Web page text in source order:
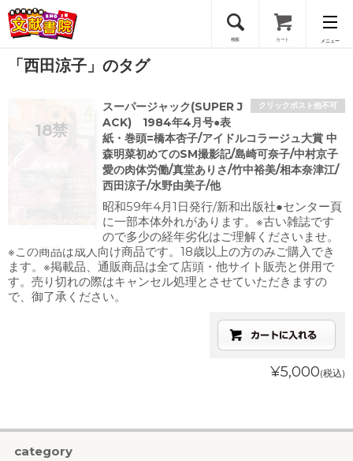
検索 カート メニュー
会員登録
「西田涼子」のタグ
クリックポスト他不可
スーパージャック(SUPER J
ACK) 1984年4月号●表
紙・巻頭=橋本杏子/アイドルコラージュ大賞 中
森明菜初めてのSM撮影記/島崎可奈子/中村京子
愛の肉体労働/真堂ありさ/竹中裕美/相本奈津江/
西田涼子/水野由美子/他
昭和59年4月1日発行/新和出版社●センター頁
に一部本体外れがあります。※古い雑誌です
ので多少の経年劣化はご理解くださいませ。
※この商品は成人向け商品です。18歳以上の方のみご購入でき
ます。※掲載品、通販商品は全て店頭・他サイト販売と併用で
す。売り切れの際はキャンセル処理とさせていただきますの
で、御了承ください。
¥5,000(税込)
category